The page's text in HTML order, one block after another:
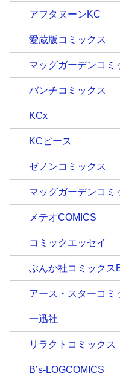
アフタヌーンKC
愛蔵版コミックス
マッグガーデンコミ
バンチコミックス
KCx
KCピース
ゼノンコミックス
マッグガーデンコミ
メテオCOMICS
コミックエッセイ
ぶんか社コミックス
アース・スターコミ
一迅社
リラクトコミックス
B’s-LOGCOMICS